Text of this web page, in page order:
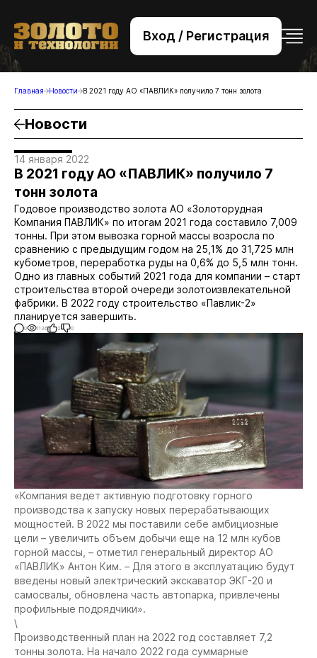
Вход / Регистрация
+7 (495) 221-76-32
bsv@zolteh.ru
Главная Новости В 2021 году АО «ПАВЛИК» получило 7 тонн золота
Новости
14 января 2022
В 2021 году АО «ПАВЛИК» получило 7
тонн золота
Годовое производство золота АО «Золоторудная
Компания ПАВЛИК» по итогам 2021 года составило 7,009
тонны. При этом вывозка горной массы возросла по
сравнению с предыдущим годом на 25,1% до 31,725 млн
кубометров, переработка руды на 0,6% до 5,5 млн тонн.
Одно из главных событий 2021 года для компании – старт
строительства второй очереди золотоизвлекательной
фабрики. В 2022 году строительство «Павлик-2»
планируется завершить.
0 1136 2 0
«Компания ведет активную подготовку горного
производства к запуску новых перерабатывающих
мощностей. В 2022 мы поставили себе амбициозные
цели – увеличить объем добычи еще на 12 млн кубов
горной массы, – отметил генеральный директор АО
«ПАВЛИК» Антон Ким. – Для этого в эксплуатацию будут
введены новый электрический экскаватор ЭКГ-20 и
самосвалы, обновлена часть автопарка, привлечены
профильные подрядчики».
\
Производственный план на 2022 год составляет 7,2
тонны золота. На начало 2022 года суммарные